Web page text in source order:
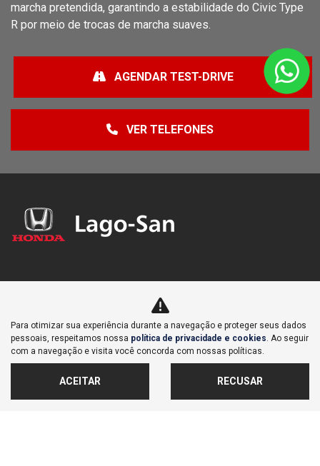
marcha pretendida, garantindo a estabilidade do Civic Type
R por meio de trocas de marcha suaves.
VER TELEFONES
AGENDAR TEST-DRIVE
POLÍTICA DE PRIVACIDADE E COOKIES
Para otimizar sua experiência durante a navegação e proteger seus dados
pessoais, respeitamos nossa política de privacidade e cookies. Ao seguir
com a navegação e visita você concorda com nossas políticas.
ACEITAR RECUSAR